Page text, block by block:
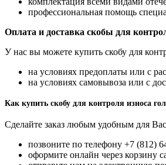
профессиональная помощь
Оплата и доставка скобы для
У нас вы можете купить скобу для
на условиях предоплаты или с
на условиях самовывоза или с
Как купить скобу для контроля износа
Сделайте заказ любым удобным для
позвоните по телефону +7 (812)
оформите онлайн через корзину